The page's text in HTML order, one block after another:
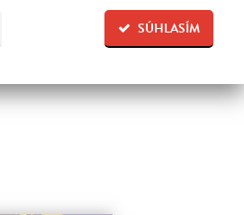
SÚHLASÍM
Blížia sa promócie a ona stále netuší, čo